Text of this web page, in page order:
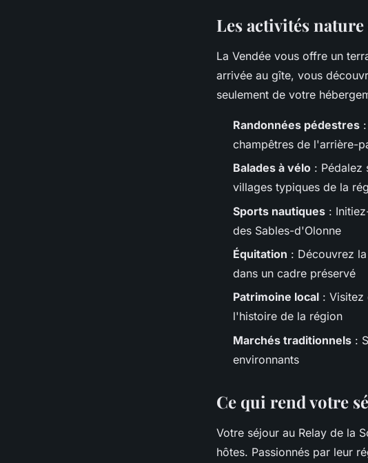
Les activités
La Vendée vous offre un
arrivée au gîte, vous
seulement de votre
Randonnées pédestres
champêtres de l'arrière-
Balades à vélo : Pédalez
villages typiques de la
Sports nautiques :
des Sables-d'Olonne
Équitation : Découvrez
dans un cadre préservé
Patrimoine local : Visitez
l'histoire de la région
Marchés traditionnels :
environnants
Ce qui rend votre
Votre séjour au Relay de la
hôtes. Passionnés par leur